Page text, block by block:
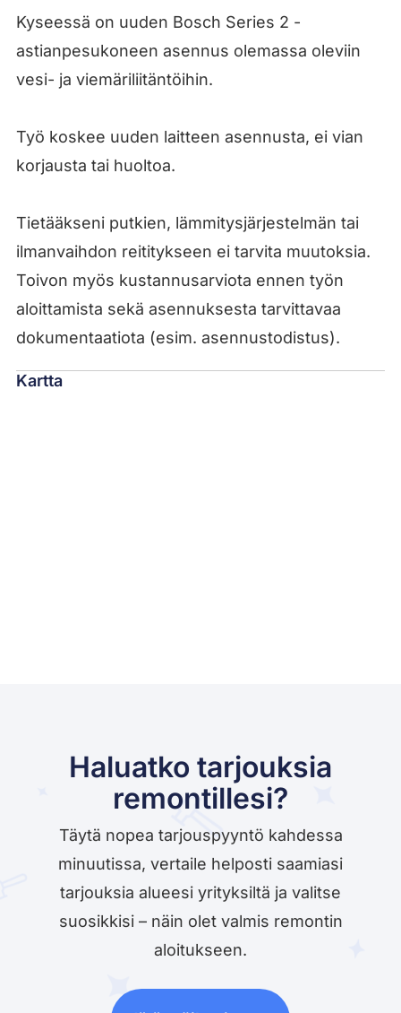
Kyseessä on uuden Bosch Series 2 -
astianpesukoneen asennus olemassa oleviin
vesi- ja viemäriliitäntöihin.
Työ koskee uuden laitteen asennusta, ei vian
korjausta tai huoltoa.
Tietääkseni putkien, lämmitysjärjestelmän tai
ilmanvaihdon reititykseen ei tarvita muutoksia.
Toivon myös kustannusarviota ennen työn
aloittamista sekä asennuksesta tarvittavaa
dokumentaatiota (esim. asennustodistus).
Kartta
Haluatko tarjouksia
remontillesi?
Täytä nopea tarjouspyyntö kahdessa
minuutissa, vertaile helposti saamiasi
tarjouksia alueesi yrityksiltä ja valitse
suosikkisi – näin olet valmis remontin
aloitukseen.